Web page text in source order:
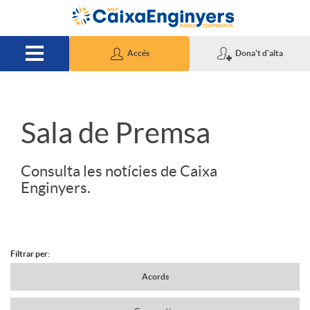
Salta al contingut principal
Accés Dona't d'alta
S
d
Sala de Premsa
Consulta les notícies de Caixa
Enginyers.
N
Filtrar per:
Acords